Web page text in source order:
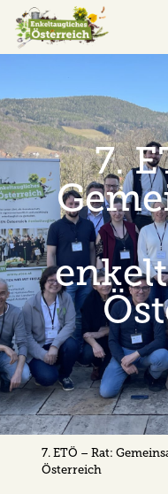
7.
7. ETÖ – Rat:
Österreich